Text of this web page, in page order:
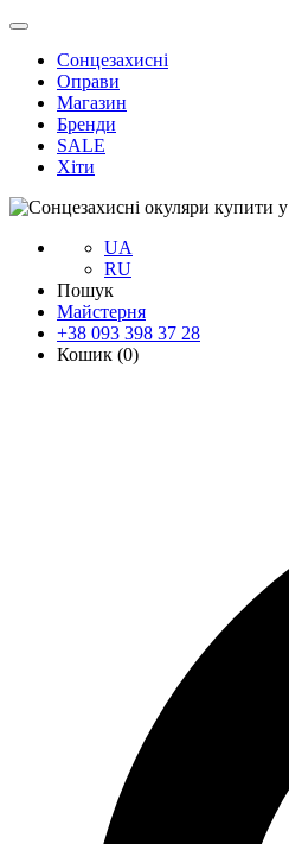
Сонцезахисні
Оправи
Магазин
Бренди
SALE
Хіти
UA
RU
Пошук
Майстерня
+38 093 398 37 28
Кошик (0)